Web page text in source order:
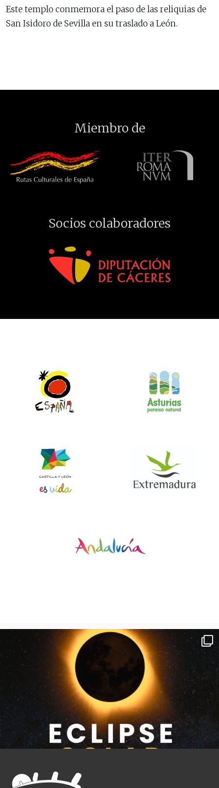
Este templo conmemora el paso de las reliquias de
San Isidoro de Sevilla en su traslado a León.
Miembro de
Socios colaboradores